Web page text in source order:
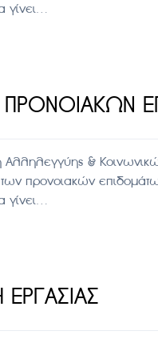
γίνει…
Αλληλεγγύης &
των προνοιακών
γίνει…